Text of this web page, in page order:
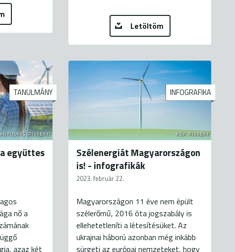
Letöltöm
(PIXABAY)
TANULMÁNY
együttes
nő a
azaz két
KÉP: PIXABAY
INFOGRAFIKA
Szélenergiát Magyarországon
is! - infografikák
2023. február 22.
Magyarországon 11 éve nem épült
szélerőmű, 2016 óta jogszabály is
ellehetetleníti a létesítésüket. Az
ukrajnai háború azonban még inkább
sürgeti az európai nemzeteket, hogy